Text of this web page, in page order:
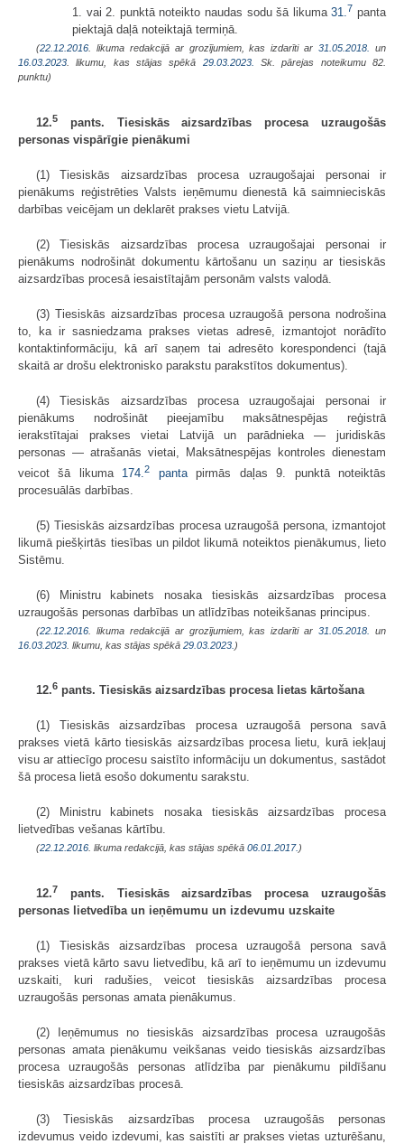
1. vai 2. punktā noteikto naudas sodu šā likuma31.7 panta
piektajā daļā noteiktajā termiņā.
(22.12.2016 . likuma redakcijā ar grozījumiem, kas izdarīti ar31.05.2018.
un
16.03.2023 . likumu, kas stājas spēkā 29.03.2023.
Sk. pārejas noteikumu 82.
punktu)
12.5
pants. Tiesiskās aizsardzības procesa uzraugošās
personas vispārīgie pienākumi
(1) Tiesiskās aizsardzības procesa uzraugošajai personai ir
pienākums reģistrēties Valsts ieņēmumu dienestā kā saimnieciskās
darbības veicējam un deklarēt prakses vietu Latvijā.
(2) Tiesiskās aizsardzības procesa uzraugošajai personai ir
pienākums nodrošināt dokumentu kārtošanu un saziņu ar tiesiskās
aizsardzības procesā iesaistītajām personām valsts valodā.
(3) Tiesiskās aizsardzības procesa uzraugošā persona nodrošina
to, ka ir sasniedzama prakses vietas adresē, izmantojot norādīto
kontaktinformāciju, kā arī saņem tai adresēto korespondenci (tajā
skaitā ar drošu elektronisko parakstu parakstītos dokumentus).
(4) Tiesiskās aizsardzības procesa uzraugošajai personai ir
pienākums nodrošināt pieejamību maksātnespējas reģistrā
ierakstītajai prakses vietai Latvijā un parādnieka — juridiskās
personas — atrašanās vietai, Maksātnespējas kontroles dienestam
veicot šā likuma 174.2 pantapirmās daļas 9. punktā noteiktās
procesuālās darbības.
(5) Tiesiskās aizsardzības procesa uzraugošā persona, izmantojot
likumā piešķirtās tiesības un pildot likumā noteiktos pienākumus, lieto
Sistēmu.
(6) Ministru kabinets nosaka tiesiskās aizsardzības procesa
uzraugošās personas darbības un atlīdzības noteikšanas principus.
(22.12.2016 . likuma redakcijā ar grozījumiem, kas izdarīti ar31.05.2018.
un
16.03.2023 . likumu, kas stājas spēkā 29.03.2023. )
12.6 pants. Tiesiskās aizsardzības procesa lietas kārtošana
(1) Tiesiskās aizsardzības procesa uzraugošā persona savā
prakses vietā kārto tiesiskās aizsardzības procesa lietu, kurā iekļauj
visu ar attiecīgo procesu saistīto informāciju un dokumentus, sastādot
šā procesa lietā esošo dokumentu sarakstu.
(2) Ministru kabinets nosaka tiesiskās aizsardzības procesa
lietvedības vešanas kārtību.
(22.12.2016 . likuma redakcijā, kas stājas spēkā 06.01.2017. )
12.7
pants. Tiesiskās aizsardzības procesa uzraugošās
personas lietvedība un ieņēmumu un izdevumu uzskaite
(1) Tiesiskās aizsardzības procesa uzraugošā persona savā
prakses vietā kārto savu lietvedību, kā arī to ieņēmumu un izdevumu
uzskaiti, kuri radušies, veicot tiesiskās aizsardzības procesa
uzraugošās personas amata pienākumus.
(2) Ieņēmumus no tiesiskās aizsardzības procesa uzraugošās
personas amata pienākumu veikšanas veido tiesiskās aizsardzības
procesa uzraugošās personas atlīdzība par pienākumu pildīšanu
tiesiskās aizsardzības procesā.
(3) Tiesiskās aizsardzības procesa uzraugošās personas
izdevumus veido izdevumi, kas saistīti ar prakses vietas uzturēšanu,